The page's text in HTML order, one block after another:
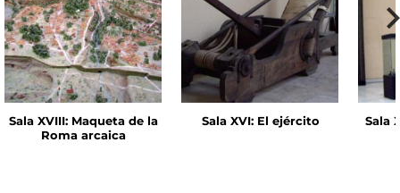
Sala XVIII: Maqueta de la
Roma arcaica
Sala XVI: El ejército Sala